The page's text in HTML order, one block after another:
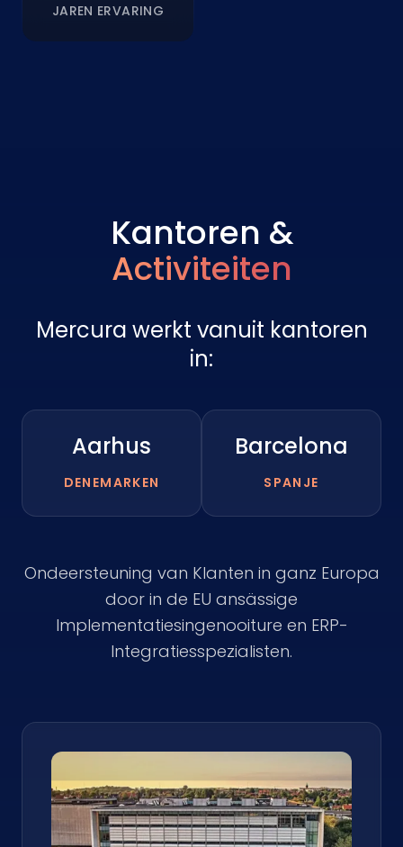
JAREN ERVARING
Kantoren &
Activiteiten
Mercura werkt vanuit kantoren
in:
Aarhus
DENEMARKEN
Barcelona
SPANJE
Ondeersteuning van Klanten in ganz Europa
door in de EU ansässige
Implementatiesingenooiture en ERP-
Integratiesspezialisten.